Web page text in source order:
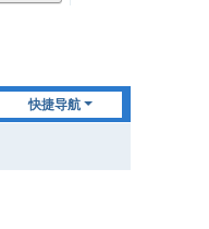
快捷导航